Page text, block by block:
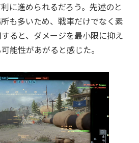
に進められるだろう。先述のと
も多いため、戦車だけでなく素
ると、ダメージを最小限に抑え
能性があがると感じた。